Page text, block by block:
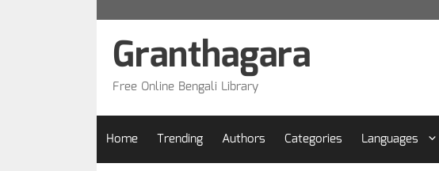
Granthagara
Free Online Bengali Library
Home Trending Authors Categories Languages